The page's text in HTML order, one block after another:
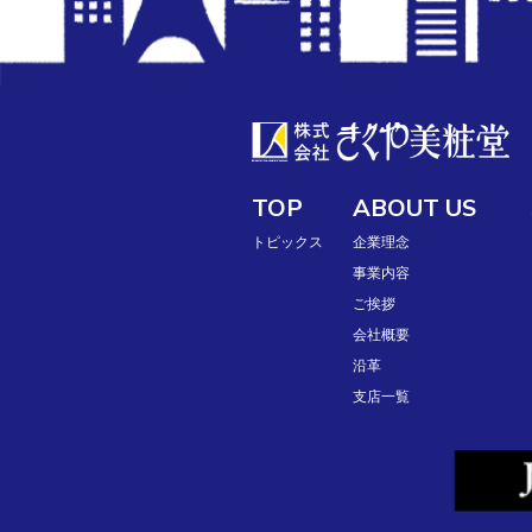
TOP
トピックス
ABOUT US
企業理念
事業内容
ご挨拶
会社概要
沿革
支店一覧